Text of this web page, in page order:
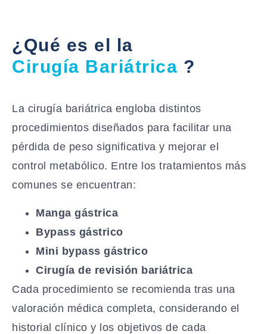
¿Qué es el la
Cirugía Bariátrica ?
La cirugía bariátrica engloba distintos
procedimientos diseñados para facilitar una
pérdida de peso significativa y mejorar el
control metabólico. Entre los tratamientos más
comunes se encuentran:
Manga gástrica
Bypass gástrico
Mini bypass gástrico
Cirugía de revisión bariátrica
Cada procedimiento se recomienda tras una
valoración médica completa, considerando el
historial clínico y los objetivos de cada